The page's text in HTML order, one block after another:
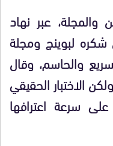
عبر نهاد
لبوينج ومجلة
والحاسم، وقال
الاختبار الحقيقي
سرعة اعترافها